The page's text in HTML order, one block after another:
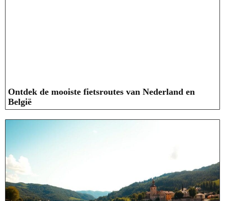
Ontdek de mooiste fietsroutes van Nederland en
België